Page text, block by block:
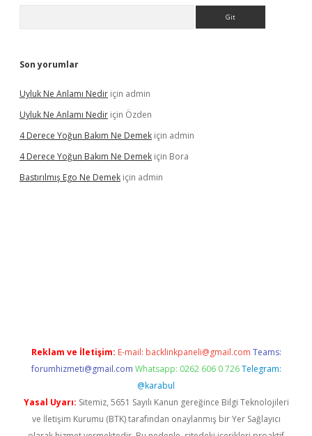
Son yorumlar
Uyluk Ne Anlamı Nedir için admin
Uyluk Ne Anlamı Nedir için Özden
4 Derece Yoğun Bakım Ne Demek için admin
4 Derece Yoğun Bakım Ne Demek için Bora
Bastırılmış Ego Ne Demek için admin
Reklam ve İletişim: E-mail: backlinkpaneli@gmail.com Teams:
forumhizmeti@gmail.com Whatsapp: 0262 606 0 726 Telegram:
@karabul
Yasal Uyarı: Sitemiz, 5651 Sayılı Kanun gereğince Bilgi Teknolojileri
ve İletişim Kurumu (BTK) tarafından onaylanmış bir Yer Sağlayıcı